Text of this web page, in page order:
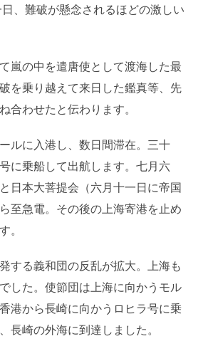
、難破が懸念されるほどの激しい
嵐の中を遣唐使として渡海した最
を乗り越えて来日した鑑真等、先
合わせたと伝わります。
ルに入港し、数日間滞在。三十
に乗船して出航します。七月六
日本大菩提会（六月十一日に帝国
至急電。その後の上海寄港を止め
。
する義和団の反乱が拡大。上海も
した。使節団は上海に向かうモル
港から長崎に向かうロヒラ号に乗
長崎の外海に到達しました。